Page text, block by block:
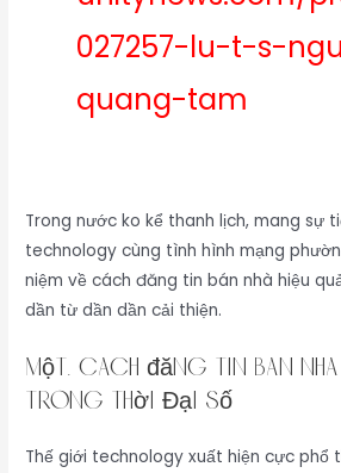
027257-lu-t-s-
quang-tam
Trong nước ko kể thanh lịch, mang sự
technology cùng tình hình mạng
niệm về cách đăng tin bán nhà hiệu
dần từ dần dần cải thiện.
một. cách đăng tin bán
Trong Thời Đại Số
Thế giới technology xuất hiện cực phổ